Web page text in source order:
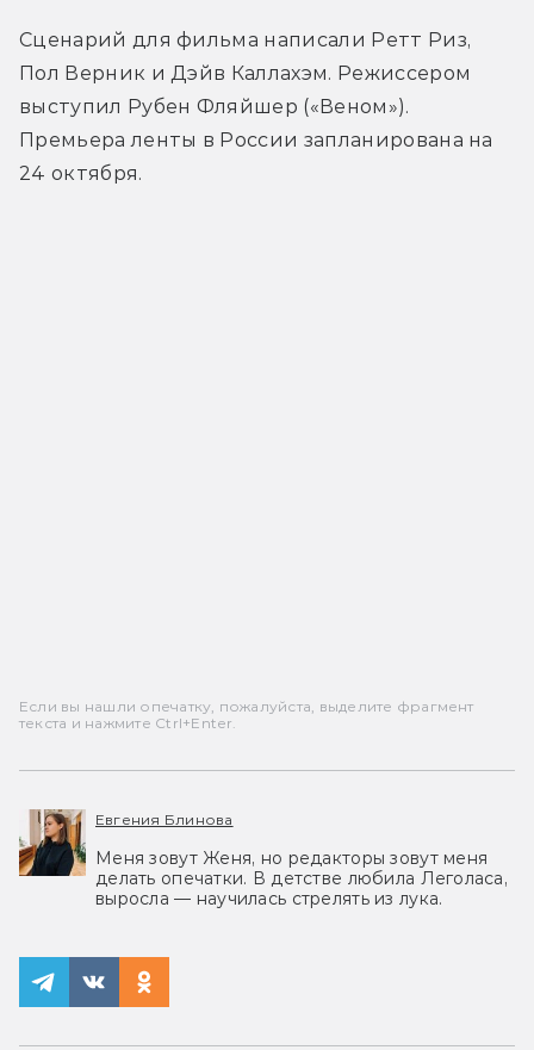
Сценарий для фильма написали Ретт Риз,
Пол Верник и Дэйв Каллахэм. Режиссером
выступил Рубен Фляйшер («Веном»).
Премьера ленты в России запланирована на
24 октября.
Если вы нашли опечатку, пожалуйста, выделите фрагмент
текста и нажмите Ctrl+Enter.
Евгения Блинова
Меня зовут Женя, но редакторы зовут меня
делать опечатки. В детстве любила Леголаса,
выросла — научилась стрелять из лука.